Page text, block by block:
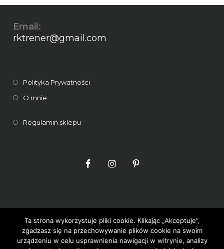
Email:
rktrener@gmail.com
Polityka Prywatności
O mnie
Regulamin sklepu
METAMORFOZY SYLWETKI - RADOSŁAW KOJTA
Ta strona wykorzystuje pliki cookie. Klikając „Akceptuje”,
zgadzasz się na przechowywanie plików cookie na swoim
urządzeniu w celu usprawnienia nawigacji w witrynie, analizy